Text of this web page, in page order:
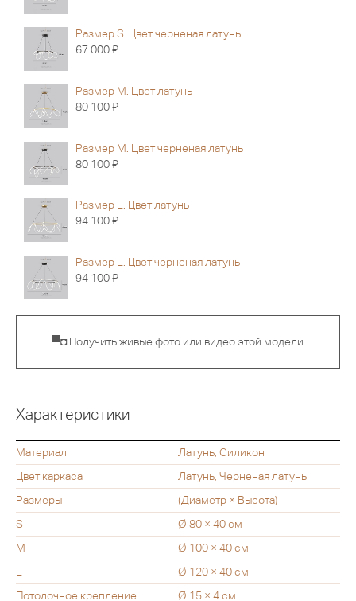
Размер S. Цвет черненая латунь
67 000Я
Размер M. Цвет латунь
80 100Я
Размер M. Цвет черненая латунь
80 100Я
Размер L. Цвет латунь
94 100Я
Размер L. Цвет черненая латунь
94 100Я
▀◘ Получить живые фото или видео этой модели
Характеристики
Материал
Латунь, Силикон
Цвет каркаса
Латунь, Черненая латунь
Размеры
(Диаметр × Высота)
S
Ø 80 × 40 см
M
Ø 100 × 40 см
L
Ø 120 × 40 см
Потолочное крепление
Ø 15 × 4 см